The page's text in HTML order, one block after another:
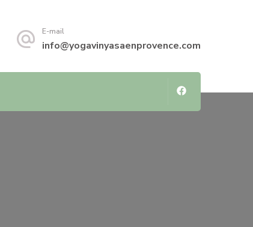
E-mail
info@yogavinyasaenprovence.com